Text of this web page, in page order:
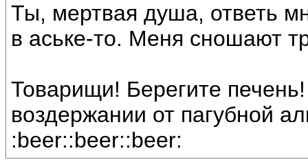
Ты, мертвая душа, ответь
в аське-то. Меня сношают
Товарищи! Берегите
воздержании от пагубной
:beer::beer::beer: